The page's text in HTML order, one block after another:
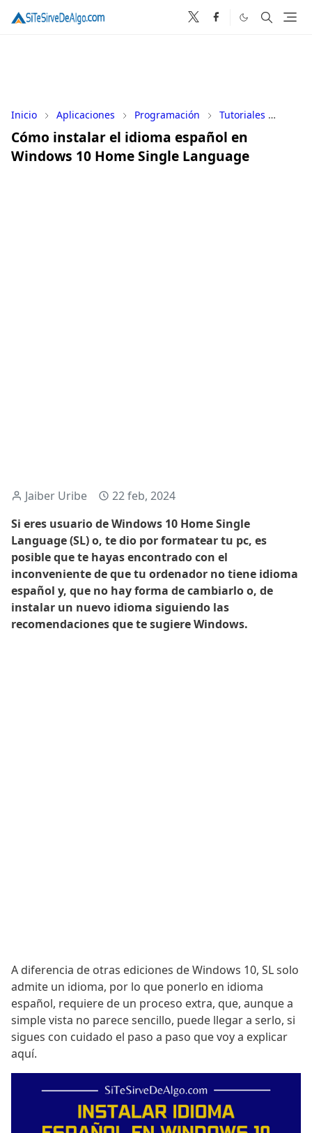
Inicio Aplicaciones Programación Tutoriales
Cómo instalar el idioma español en
Windows 10 Home Single Language
Jaiber Uribe
22 feb, 2024
Si eres usuario de Windows 10 Home Single
Language (SL) o, te dio por formatear tu pc, es
posible que te hayas encontrado con el
inconveniente de que tu ordenador no tiene idioma
español y, que no hay forma de cambiarlo o, de
instalar un nuevo idioma siguiendo las
recomendaciones que te sugiere Windows.
A diferencia de otras ediciones de Windows 10, SL solo
admite un idioma, por lo que ponerlo en idioma
español, requiere de un proceso extra, que, aunque a
simple vista no parece sencillo, puede llegar a serlo, si
sigues con cuidado el paso a paso que voy a explicar
aquí.